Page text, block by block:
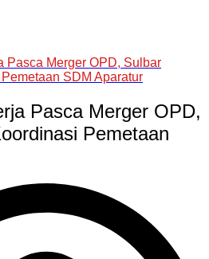
Pasca Merger OPD, Sulbar
SDM Aparatur
Pasca Merger OPD,
Pemetaan